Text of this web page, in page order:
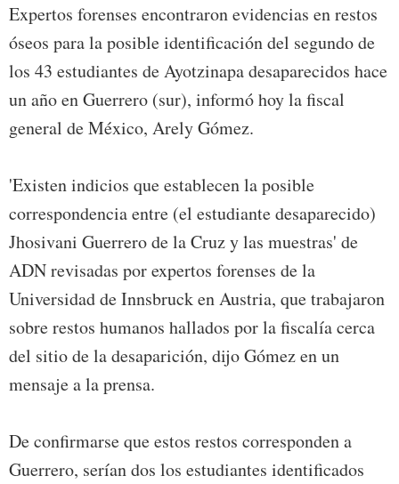
Expertos forenses encontraron evidencias en restos
óseos para la posible identificación del segundo de
los 43 estudiantes de Ayotzinapa desaparecidos hace
un año en Guerrero (sur), informó hoy la fiscal
general de México, Arely Gómez.
'Existen indicios que establecen la posible
correspondencia entre (el estudiante desaparecido)
Jhosivani Guerrero de la Cruz y las muestras' de
ADN revisadas por expertos forenses de la
Universidad de Innsbruck en Austria, que trabajaron
sobre restos humanos hallados por la fiscalía cerca
del sitio de la desaparición, dijo Gómez en un
mensaje a la prensa.
De confirmarse que estos restos corresponden a
Guerrero, serían dos los estudiantes identificados